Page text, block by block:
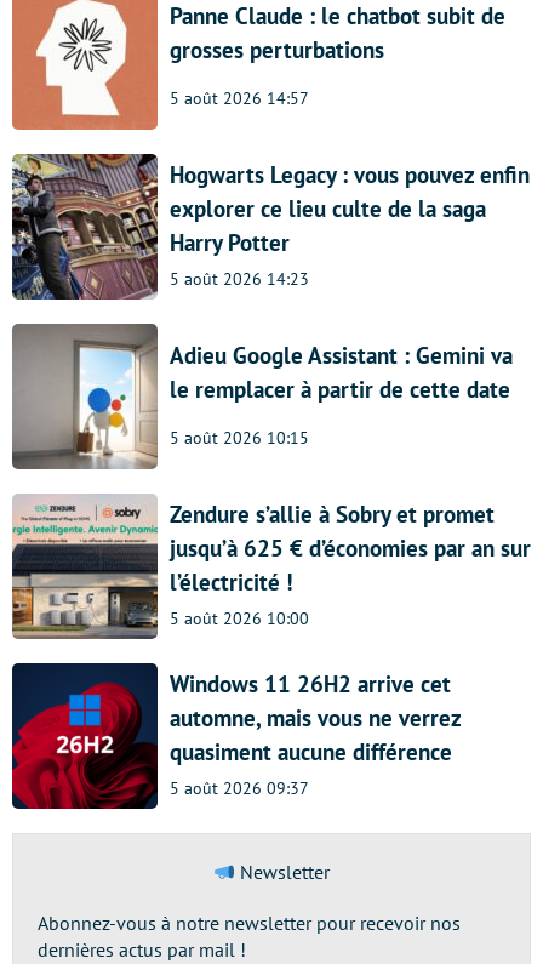
Panne Claude : le chatbot subit de
grosses perturbations
5 août 2026 14:57
Hogwarts Legacy : vous pouvez enfin
explorer ce lieu culte de la saga
Harry Potter
5 août 2026 14:23
Adieu Google Assistant : Gemini va
le remplacer à partir de cette date
5 août 2026 10:15
Zendure s’allie à Sobry et promet
jusqu’à 625 € d’économies par an sur
l’électricité !
5 août 2026 10:00
Windows 11 26H2 arrive cet
automne, mais vous ne verrez
quasiment aucune différence
5 août 2026 09:37
Newsletter
Abonnez-vous à notre newsletter pour recevoir nos
dernières actus par mail !